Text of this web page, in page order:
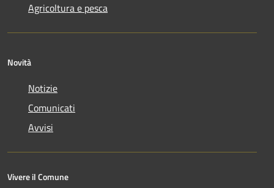
Agricoltura e pesca
Novità
Notizie
Comunicati
Avvisi
Vivere il Comune